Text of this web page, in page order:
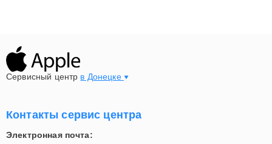
Сервисный центр в Донецке
Контакты сервис центра
Электронная почта: